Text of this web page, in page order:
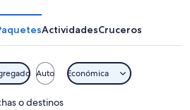
ActividadesCruceros
Auto Económica
o destinos